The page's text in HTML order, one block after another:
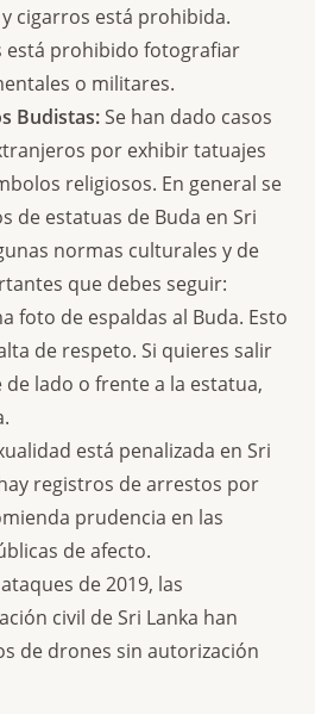
cigarros está prohibida.
está prohibido fotografiar
o militares.
Budistas:Se han dado casos
por exhibir tatuajes
religiosos. En general se
de estatuas de Buda en Sri
normas culturales y de
que debes seguir:
foto de espaldas al Buda. Esto
de respeto. Si quieres salir
lado o frente a la estatua,
está penalizada en Sri
registros de arrestos por
prudencia en las
de afecto.
de 2019, las
civil de Sri Lanka han
de drones sin autorización